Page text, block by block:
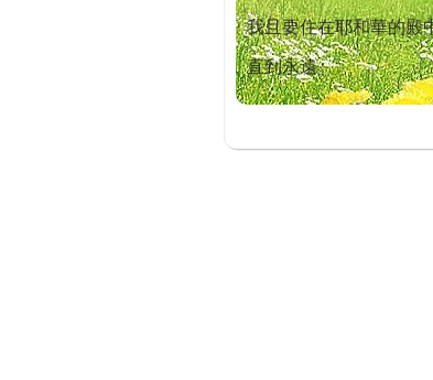
我且要住在耶和華的殿
直到永遠。